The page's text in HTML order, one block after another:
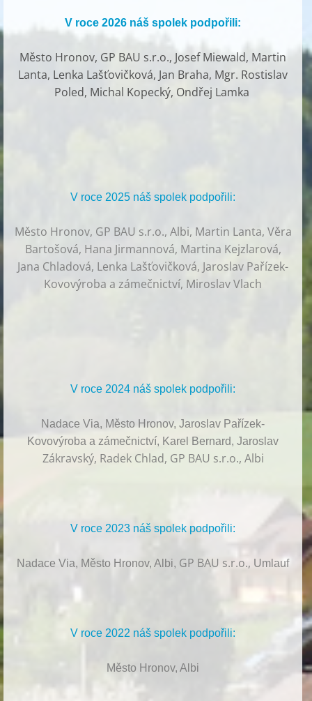
V roce 2026 náš spolek podpořili:
Město Hronov, GP BAU s.r.o., Josef Miewald, Martin
Lanta, Lenka Lašťovičková, Jan Braha, Mgr. Rostislav
Poled, Michal Kopecký, Ondřej Lamka
V roce 2025 náš spolek podpořili:
Město Hronov, GP BAU s.r.o., Albi, Martin Lanta, Věra
Bartošová, Hana Jirmannová, Martina Kejzlarová,
Jana Chladová, Lenka Lašťovičková, Jaroslav Pařízek-
Kovovýroba a zámečnictví, Miroslav Vlach
V roce 2024 náš spolek podpořili:
Nadace Via, Město Hronov, Jaroslav Pařízek-
Kovovýroba a zámečnictví, Karel Bernard, Jaroslav
Zákravský, Radek Chlad, GP BAU s.r.o., Albi
V roce 2023 náš spolek podpořili:
Nadace Via, Město Hronov, Albi, GP BAU s.r.o., Umlauf
V roce 2022 náš spolek podpořili:
Město Hronov, Albi